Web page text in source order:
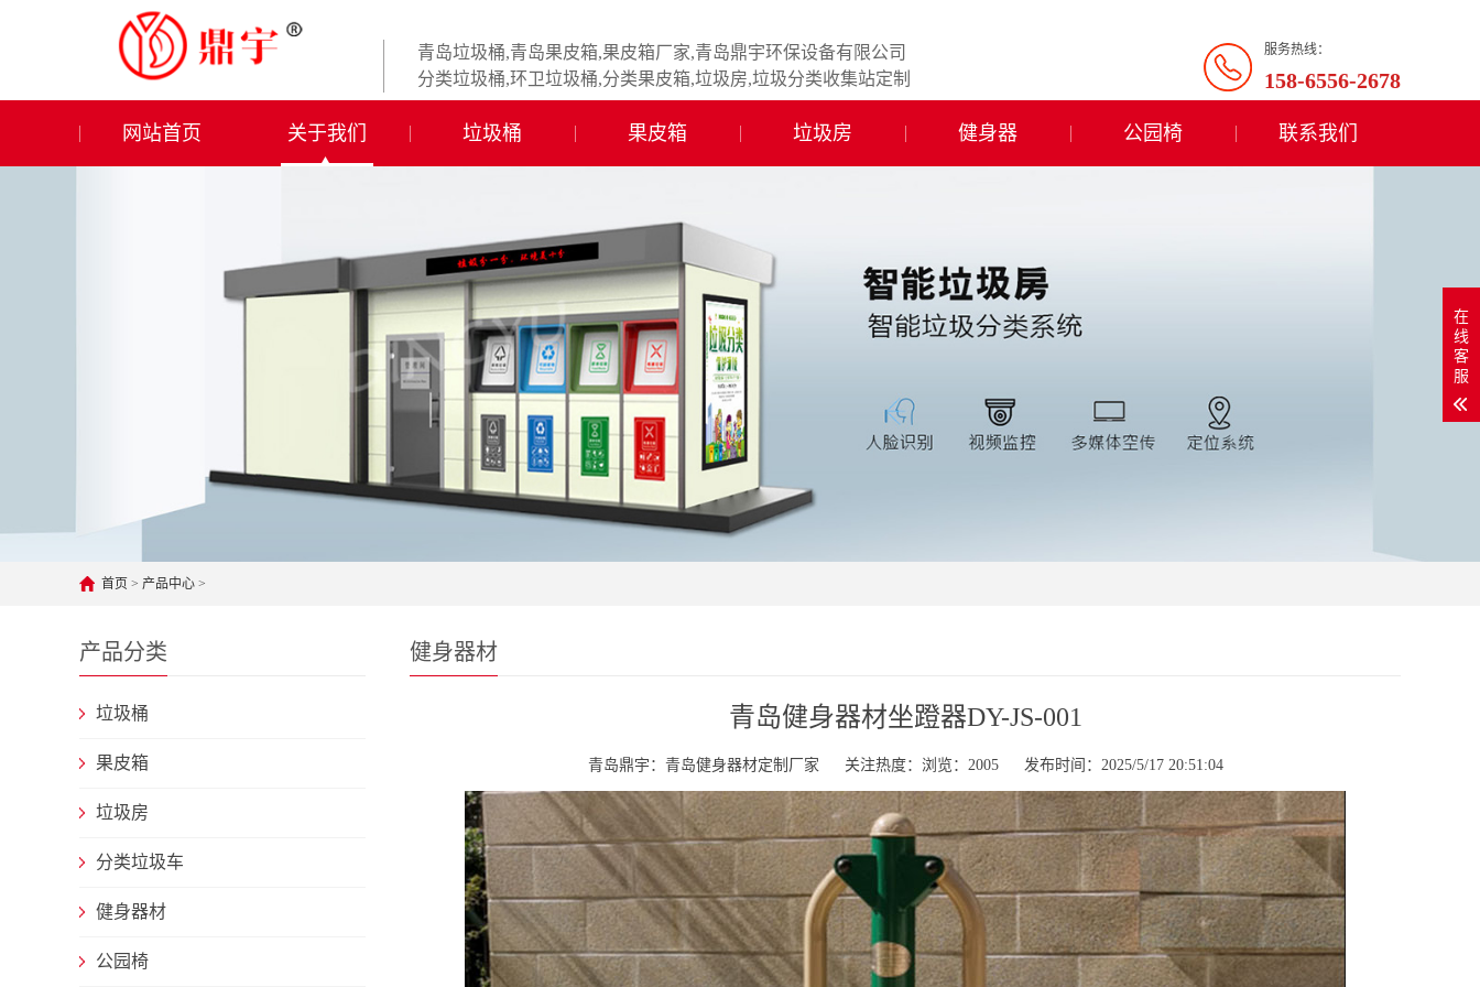
服务热线：
158-6556-2678
青岛垃圾桶,青岛果皮箱,果皮箱厂家,青岛鼎宇环保设备有限公司
分类垃圾桶,环卫垃圾桶,分类果皮箱,垃圾房,垃圾分类收集站定制
网站首页 关于我们 垃圾桶 果皮箱 垃圾房 健身器 公园椅 联系我们
首页 > 产品中心 >
产品分类
垃圾桶
果皮箱
垃圾房
分类垃圾车
健身器材
公园椅
健身器材
青岛健身器材坐蹬器DY-JS-001
青岛鼎宇：青岛健身器材定制厂家 关注热度：浏览：2005 发布时间：2025/5/17 20:51:04
在
线
客
服